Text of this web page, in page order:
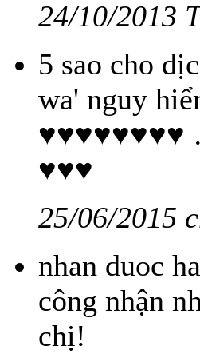
24/10/2013
5 sao cho
wa' nguy
♥♥♥
25/06/2015
nhan duoc
công nhận
chị!